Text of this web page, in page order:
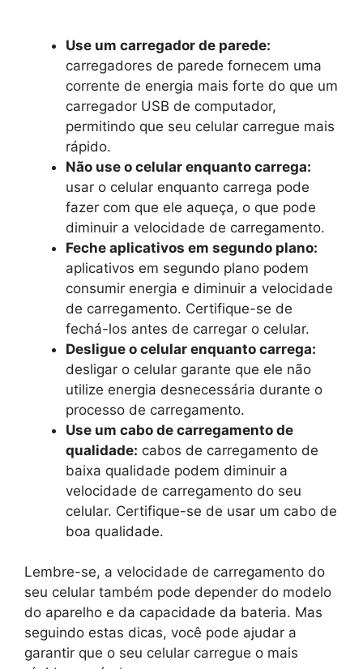
Use um carregador de parede:
carregadores de parede fornecem uma
corrente de energia mais forte do que um
carregador USB de computador,
permitindo que seu celular carregue mais
rápido.
Não use o celular enquanto carrega:
usar o celular enquanto carrega pode
fazer com que ele aqueça, o que pode
diminuir a velocidade de carregamento.
Feche aplicativos em segundo plano:
aplicativos em segundo plano podem
consumir energia e diminuir a velocidade
de carregamento. Certifique-se de
fechá-los antes de carregar o celular.
Desligue o celular enquanto carrega:
desligar o celular garante que ele não
utilize energia desnecessária durante o
processo de carregamento.
Use um cabo de carregamento de
qualidade: cabos de carregamento de
baixa qualidade podem diminuir a
velocidade de carregamento do seu
celular. Certifique-se de usar um cabo de
boa qualidade.
Lembre-se, a velocidade de carregamento do
seu celular também pode depender do modelo
do aparelho e da capacidade da bateria. Mas
seguindo estas dicas, você pode ajudar a
garantir que o seu celular carregue o mais